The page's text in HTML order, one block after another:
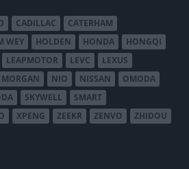
CADILLAC
CATERHAM
WEY HOLDEN HONDA
HONGQI
LEAPMOTOR LEVC
LEXUS
MORGAN NIO NISSAN
OMODA
SKYWELL
SMART
XPENG ZEEKR ZENVO ZHIDOU